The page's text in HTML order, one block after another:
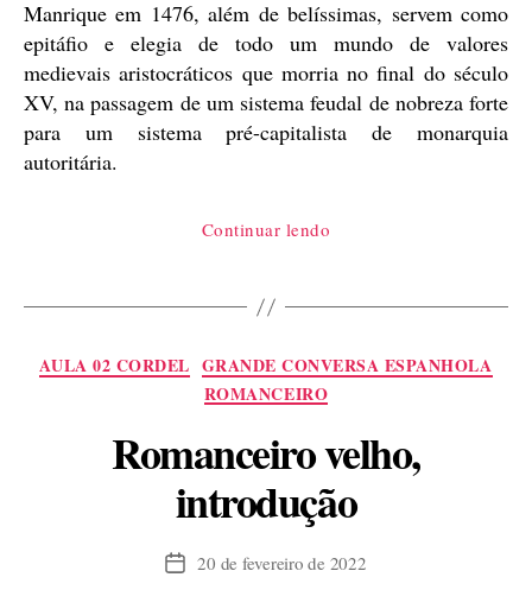
Manrique em 1476, além de belíssimas, servem como
epitáfio e elegia de todo um mundo de valores
medievais aristocráticos que morria no final do século
XV, na passagem de um sistema feudal de nobreza forte
para um sistema pré-capitalista de monarquia
autoritária.
Continuar lendo
de
pai,
Jorge
Manrique,
uma
Categorias
AULA 02 CORDEL GRANDE CONVERSA ESPANHOLA
ROMANCEIRO
Romanceiro velho,
introdução
Data20 de fevereiro de 2022